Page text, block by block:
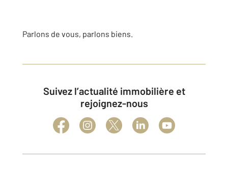
Parlons de vous, parlons biens.
Suivez l’actualité immobilière et
rejoignez-nous